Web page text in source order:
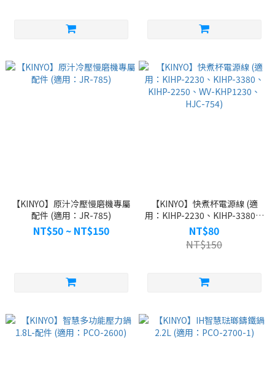
【KINYO】原汁冷壓慢磨機專屬
配件 (適用：JR-785)
NT$50 ~ NT$150
【KINYO】快煮杯電源線 (適
用：KIHP-2230、KIHP-3380、
KIHP-2250、WV-KHP1230、
HJC-754)
NT$80
NT$150